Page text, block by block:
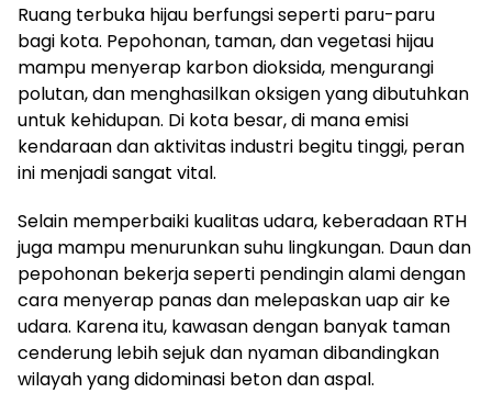
Ruang terbuka hijau berfungsi seperti paru-paru
bagi kota. Pepohonan, taman, dan vegetasi hijau
mampu menyerap karbon dioksida, mengurangi
polutan, dan menghasilkan oksigen yang dibutuhkan
untuk kehidupan. Di kota besar, di mana emisi
kendaraan dan aktivitas industri begitu tinggi, peran
ini menjadi sangat vital.
Selain memperbaiki kualitas udara, keberadaan RTH
juga mampu menurunkan suhu lingkungan. Daun dan
pepohonan bekerja seperti pendingin alami dengan
cara menyerap panas dan melepaskan uap air ke
udara. Karena itu, kawasan dengan banyak taman
cenderung lebih sejuk dan nyaman dibandingkan
wilayah yang didominasi beton dan aspal.